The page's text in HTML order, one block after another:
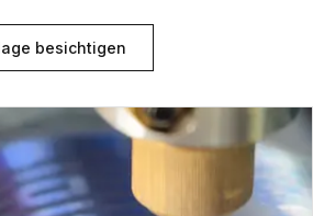
besichtigen
und Anwendungstechnik
behandelt.